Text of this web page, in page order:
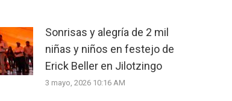
Sonrisas y alegría de 2 mil
niñas y niños en festejo de
Erick Beller en Jilotzingo
3 mayo, 2026 10:16 AM